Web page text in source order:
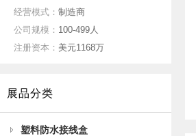
经营模式： 制造商
公司规模： 100-499人
注册资本： 美元1168万
展品分类
塑料防水接线盒